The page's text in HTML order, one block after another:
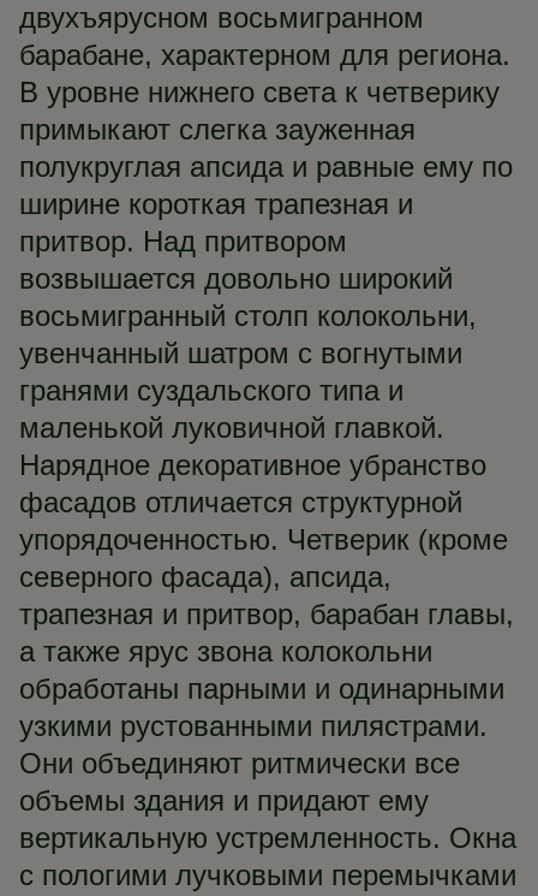
двухъярусном восьмигранном
барабане, характерном для региона.
В уровне нижнего света к четверику
примыкают слегка зауженная
полукруглая апсида и равные ему по
ширине короткая трапезная и
притвор. Над притвором
возвышается довольно широкий
восьмигранный столп колокольни,
увенчанный шатром с вогнутыми
гранями суздальского типа и
маленькой луковичной главкой.
Нарядное декоративное убранство
фасадов отличается структурной
упорядоченностью. Четверик (кроме
северного фасада), апсида,
трапезная и притвор, барабан главы,
а также ярус звона колокольни
обработаны парными и одинарными
узкими рустованными пилястрами.
Они объединяют ритмически все
объемы здания и придают ему
вертикальную устремленность. Окна
с пологими лучковыми перемычками